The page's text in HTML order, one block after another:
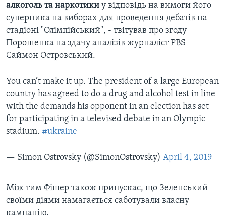
алкоголь та наркотики у відповідь на вимоги його
суперника на виборах для проведення дебатів на
стадіоні "Олімпійський", - твітував про згоду
Порошенка на здачу аналізів журналіст PBS
Саймон Островський.
You can’t make it up. The president of a large European
country has agreed to do a drug and alcohol test in line
with the demands his opponent in an election has set
for participating in a televised debate in an Olympic
stadium. #ukraine
— Simon Ostrovsky (@SimonOstrovsky) April 4, 2019
Між тим Фішер також припускає, що Зеленський
своїми діями намагається саботували власну
кампанію.